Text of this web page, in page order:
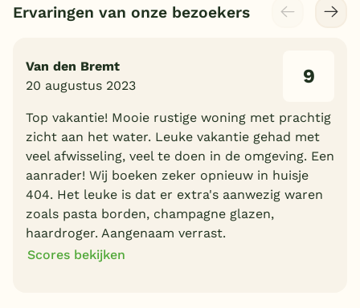
Ervaringen van onze bezoekers
Van den Bremt
20 augustus 2023
9
Top vakantie! Mooie rustige woning met prachtig
zicht aan het water. Leuke vakantie gehad met
veel afwisseling, veel te doen in de omgeving. Een
aanrader! Wij boeken zeker opnieuw in huisje
404. Het leuke is dat er extra's aanwezig waren
zoals pasta borden, champagne glazen,
haardroger. Aangenaam verrast.
Scores bekijken